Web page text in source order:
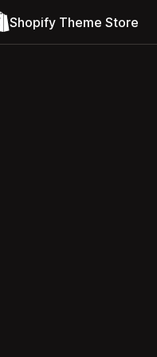
Shopify Theme Store